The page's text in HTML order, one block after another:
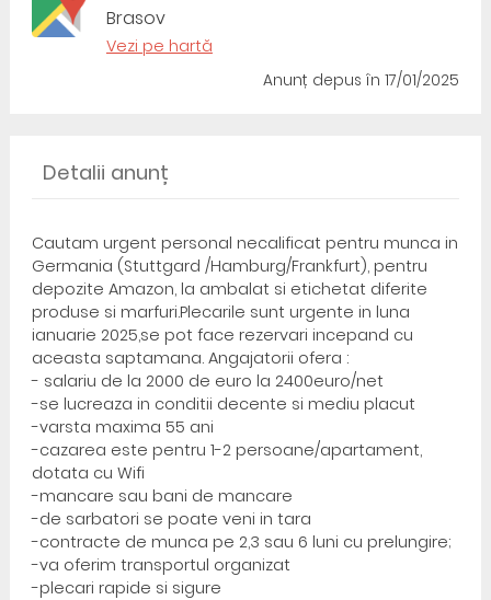
Brasov
Vezi pe hartă
Anunț depusîn 17/01/2025
Detalii anunț
Cautam urgent personal necalificat pentru munca in
Germania (Stuttgard /Hamburg/Frankfurt), pentru
depozite Amazon, la ambalat si etichetat diferite
produse si marfuri.Plecarile sunt urgente in luna
ianuarie 2025,se pot face rezervari incepand cu
aceasta saptamana. Angajatorii ofera :
- salariu de la 2000 de euro la 2400euro/net
-se lucreaza in conditii decente si mediu placut
-varsta maxima 55 ani
-cazarea este pentru 1-2 persoane/apartament,
dotata cu Wifi
-mancare sau bani de mancare
-de sarbatori se poate veni in tara
-contracte de munca pe 2,3 sau 6 luni cu prelungire;
-va oferim transportul organizat
-plecari rapide si sigure